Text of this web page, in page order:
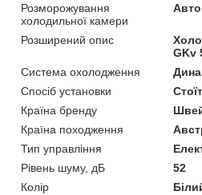
Розморожування
холодильної камери
Розширений опис
GKv
Система охолодження
Спосіб установки
Країна бренду
Країна походження
Тип управління
Рівень шуму, дБ
52
Колір